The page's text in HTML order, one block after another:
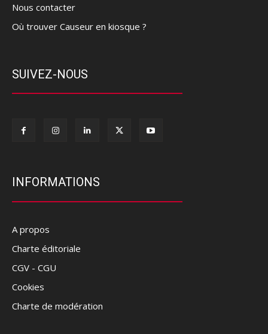
Nous contacter
Où trouver Causeur en kiosque ?
SUIVEZ-NOUS
INFORMATIONS
A propos
Charte éditoriale
CGV - CGU
Cookies
Charte de modération